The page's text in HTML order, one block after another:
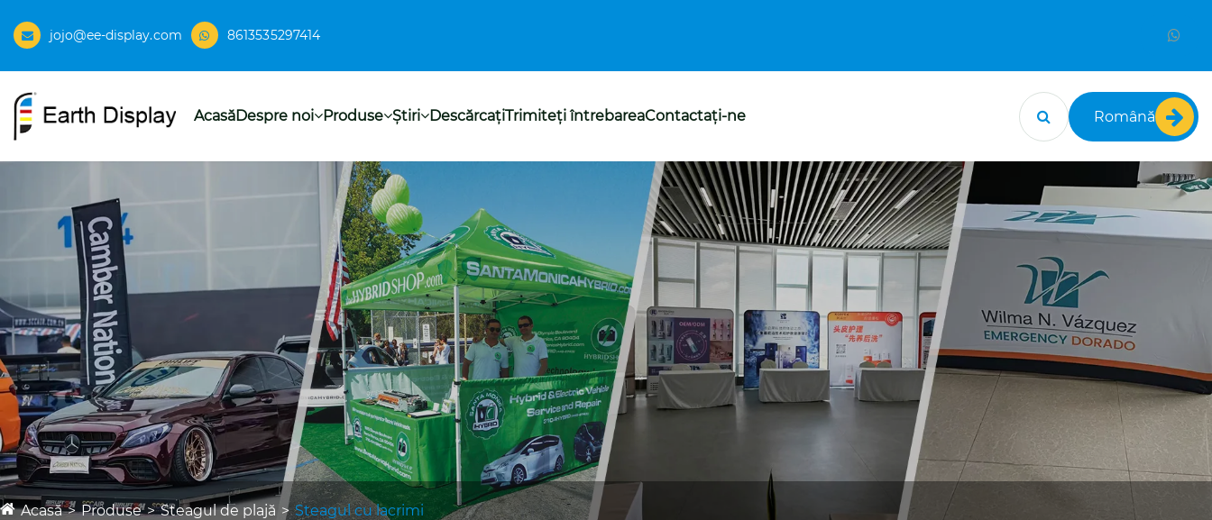
jojo@ee-display.com 8613535297414
AcasăDespre noi Produse Ştiri DescărcațiTrimiteți întrebareaContactaţi-ne Română
Acasă Produse Steagul de plajă Steagul cu lacrimi